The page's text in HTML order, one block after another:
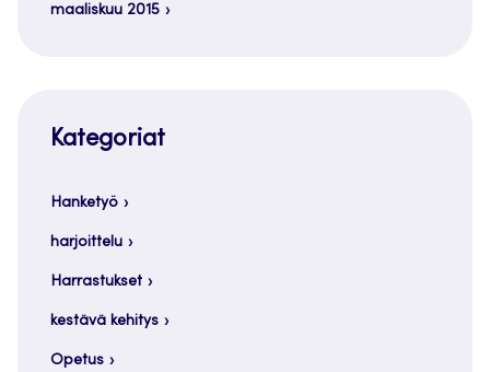
maaliskuu 2015
Kategoriat
Hanketyö
harjoittelu
Harrastukset
kestävä kehitys
Opetus